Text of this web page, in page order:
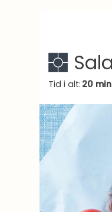
Tid i alt: 20